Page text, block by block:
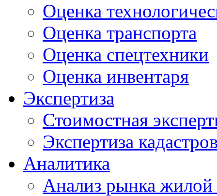
Оценка
Оценка транспорта
Оценка спецтехники
Оценка инвентаря
Экспертиза
Стоимостная
Экспертиза
Аналитика
Анализ рынка